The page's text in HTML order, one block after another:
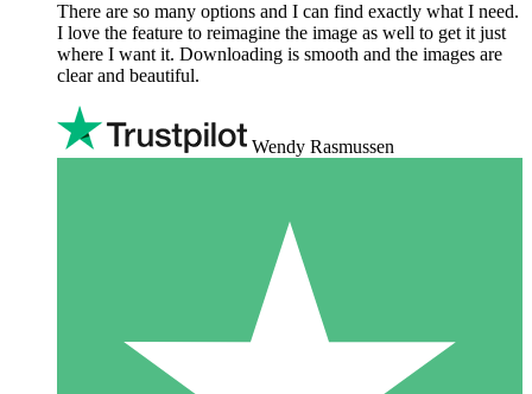
There are so many options and I can find exactly what I need.
I love the feature to reimagine the image as well to get it just
where I want it. Downloading is smooth and the images are
clear and beautiful.
Wendy Rasmussen